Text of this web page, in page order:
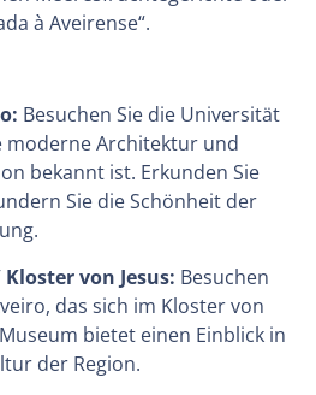
à Aveirense“.
Besuchen Sie die Universität
moderne Architektur und
bekannt ist. Erkunden Sie
Sie die Schönheit der
von Jesus: Besuchen
das sich im Kloster von
bietet einen Einblick in
der Region.